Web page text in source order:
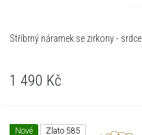
Stříbrný náramek se zirkony - srdce
1 490 Kč
Nové Zlato 585